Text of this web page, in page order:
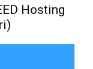
Hosting